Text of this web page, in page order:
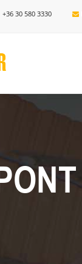
+36 30 580 3330